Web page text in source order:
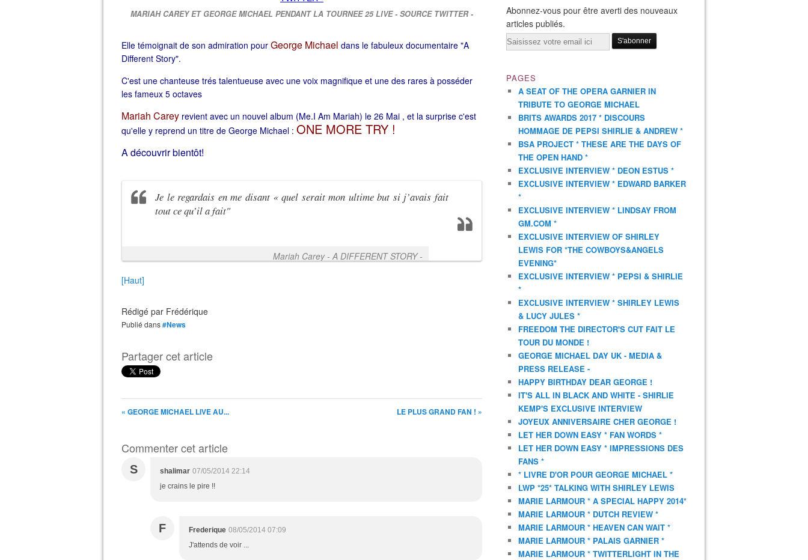
MARIAH CAREY ET GEORGE MICHAEL PENDANT LA TOURNEE 25 LIVE - SOURCE TWITTER -
Elle témoignait de son admiration pour George Michael dans le fabuleux documentaire "A
Different Story".
C'est une chanteuse trés talentueuse avec une voix magnifique et une des rares à posséder
les fameux 5 octaves
Mariah Carey revient avec un nouvel album (Me.I Am Mariah) le 26 Mai , et la surprise c'est
qu'elle y reprend un titre de George Michael : ONE MORE TRY !
A découvrir bientôt!
Je le regardais en me disant « quel serait mon ultime but si j’avais fait
tout ce qu’il a fait"
Mariah Carey - A DIFFERENT STORY -
[Haut]
Rédigé par Frédérique
Publié dans#News
Partager cet article
« GEORGE MICHAEL LIVE AU... LE PLUS GRAND FAN ! »
Commenter cet article
S shalimar 07/05/2014 22:14
je crains le pire !!
F Frederique 08/05/2014 07:09
J'attends de voir ...
Abonnez-vous pour être averti des nouveaux
articles publiés.
Email
PAGES
A SEAT OF THE OPERA GARNIER IN
TRIBUTE TO GEORGE MICHAEL
BRITS AWARDS 2017 * DISCOURS
HOMMAGE DE PEPSI SHIRLIE & ANDREW *
BSA PROJECT * THESE ARE THE DAYS OF
THE OPEN HAND *
EXCLUSIVE INTERVIEW * DEON ESTUS *
EXCLUSIVE INTERVIEW * EDWARD BARKER
*
EXCLUSIVE INTERVIEW * LINDSAY FROM
GM.COM *
EXCLUSIVE INTERVIEW OF SHIRLEY
LEWIS FOR *THE COWBOYS&ANGELS
EVENING*
EXCLUSIVE INTERVIEW * PEPSI & SHIRLIE
*
EXCLUSIVE INTERVIEW * SHIRLEY LEWIS
& LUCY JULES *
FREEDOM THE DIRECTOR'S CUT FAIT LE
TOUR DU MONDE !
GEORGE MICHAEL DAY UK - MEDIA &
PRESS RELEASE -
HAPPY BIRTHDAY DEAR GEORGE !
IT'S ALL IN BLACK AND WHITE - SHIRLIE
KEMP'S EXCLUSIVE INTERVIEW
JOYEUX ANNIVERSAIRE CHER GEORGE !
LET HER DOWN EASY * FAN WORDS *
LET HER DOWN EASY * IMPRESSIONS DES
FANS *
* LIVRE D'OR POUR GEORGE MICHAEL *
LWP *25* TALKING WITH SHIRLEY LEWIS
MARIE LARMOUR * A SPECIAL HAPPY 2014*
MARIE LARMOUR * DUTCH REVIEW *
MARIE LARMOUR * HEAVEN CAN WAIT *
MARIE LARMOUR * PALAIS GARNIER *
MARIE LARMOUR * TWITTERLIGHT IN THE